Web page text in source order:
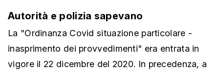
Autorità e polizia sapevano
La "Ordinanza Covid situazione particolare -
inasprimento dei provvedimenti" era entrata in
vigore il 22 dicembre del 2020. In precedenza, a